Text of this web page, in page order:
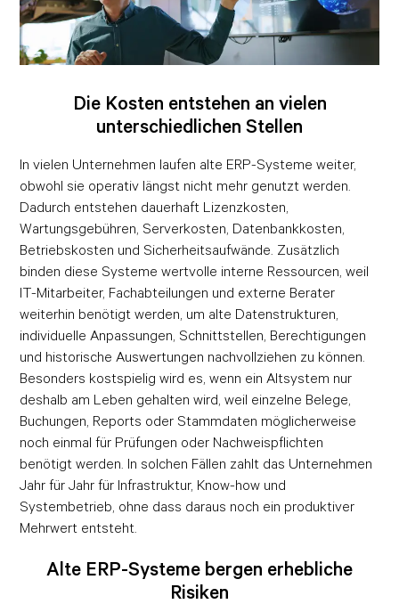
Die Kosten entstehen an vielen
unterschiedlichen Stellen
In vielen Unternehmen laufen alte ERP-Systeme weiter,
obwohl sie operativ längst nicht mehr genutzt werden.
Dadurch entstehen dauerhaft Lizenzkosten,
Wartungsgebühren, Serverkosten, Datenbankkosten,
Betriebskosten und Sicherheitsaufwände. Zusätzlich
binden diese Systeme wertvolle interne Ressourcen, weil
IT-Mitarbeiter, Fachabteilungen und externe Berater
weiterhin benötigt werden, um alte Datenstrukturen,
individuelle Anpassungen, Schnittstellen, Berechtigungen
und historische Auswertungen nachvollziehen zu können.
Besonders kostspielig wird es, wenn ein Altsystem nur
deshalb am Leben gehalten wird, weil einzelne Belege,
Buchungen, Reports oder Stammdaten möglicherweise
noch einmal für Prüfungen oder Nachweispflichten
benötigt werden. In solchen Fällen zahlt das Unternehmen
Jahr für Jahr für Infrastruktur, Know-how und
Systembetrieb, ohne dass daraus noch ein produktiver
Mehrwert entsteht.
Alte ERP-Systeme bergen erhebliche
Risiken